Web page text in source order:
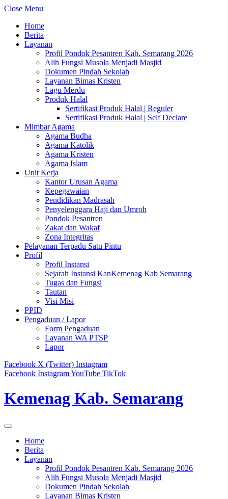
Close Menu
Home
Berita
Layanan
Profil Pondok Pesantren Kab. Semarang 2026
Alih Fungsi Musola Menjadi Masjid
Dokumen Pindah Sekolah
Layanan Bimas Kristen
Lagu Merdu
Produk Halal
Sertifikasi Produk Halal | Reguler
Sertifikasi Produk Halal | Self Declare
Mimbar Agama
Agama Budha
Agama Katolik
Agama Kristen
Agama Islam
Unit Kerja
Kantor Urusan Agama
Kepegawaian
Pendidikan Madrasah
Penyelenggara Haji dan Umroh
Pondok Pesantren
Zakat dan Wakaf
Zona Integritas
Pelayanan Terpadu Satu Pintu
Profil
Profil Instansi
Sejarah Instansi KanKemenag Kab Semarang
Tugas dan Fungsi
Tautan
Visi Misi
PPID
Pengaduan / Lapor
Form Pengaduan
Layanan WA PTSP
Lapor
Facebook X (Twitter) Instagram
Facebook InstagramYouTube TikTok
Kemenag Kab. Semarang
Home
Berita
Layanan
Profil Pondok Pesantren Kab. Semarang 2026
Alih Fungsi Musola Menjadi Masjid
Dokumen Pindah Sekolah
Layanan Bimas Kristen